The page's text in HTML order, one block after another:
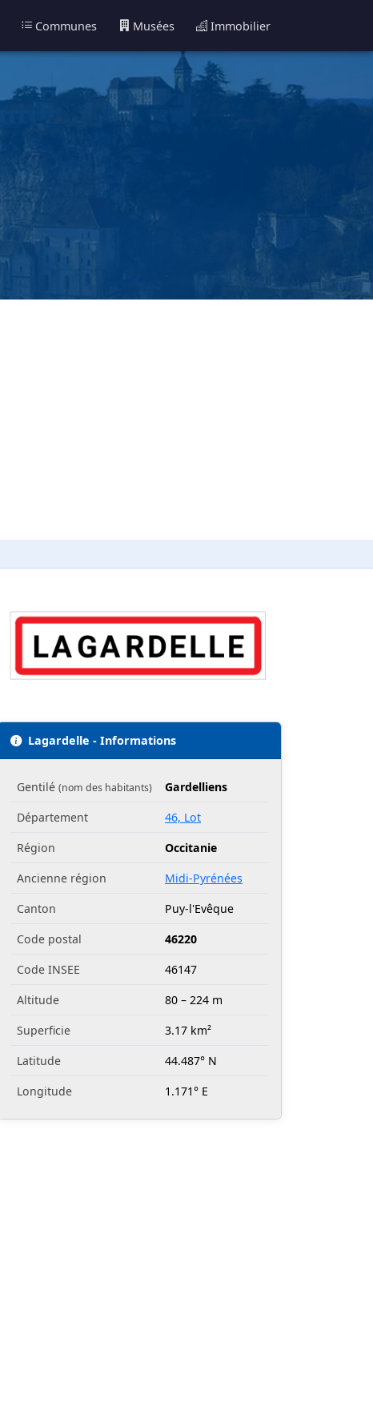
Communes Musées Immobilier
Lagardelle - Informations
Gentilé (nom des habitants)
Gardelliens
Département
46, Lot
Région
Occitanie
Ancienne région
Midi-Pyrénées
Canton
Puy-l'Evêque
Code postal
46220
Code INSEE
46147
Altitude
80 – 224 m
Superficie
3.17 km²
Latitude
44.487° N
Longitude
1.171° E